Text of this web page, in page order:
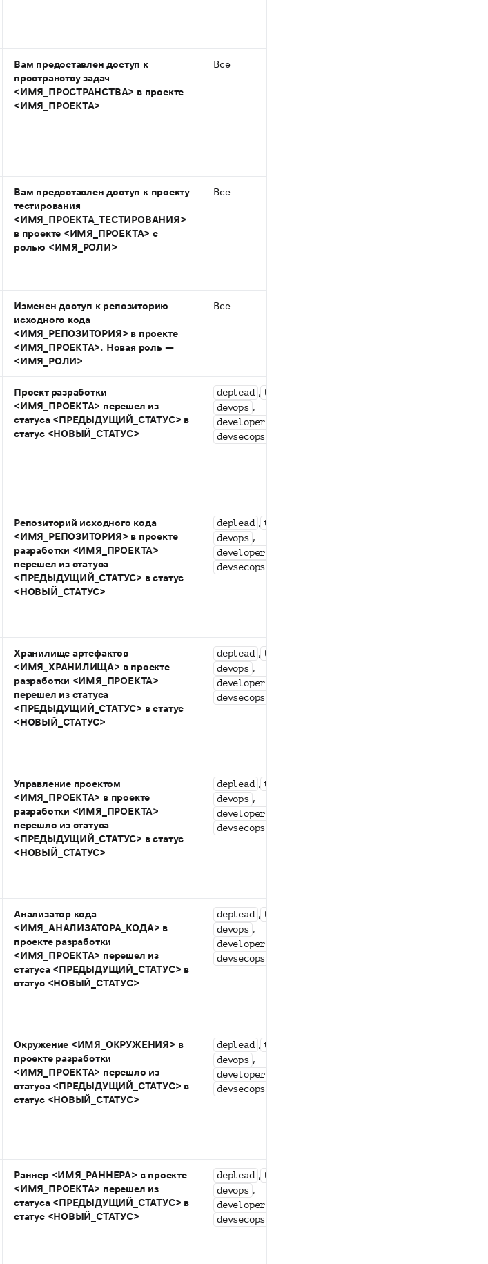
Вам предоставлен доступ к
пространству задач
<ИМЯ_ПРОСТРАНСТВА> в проекте
<ИМЯ_ПРОЕКТА>
Все
Вам предоставлен доступ к проекту
тестирования
<ИМЯ_ПРОЕКТА_ТЕСТИРОВАНИЯ>
в проекте <ИМЯ_ПРОЕКТА> с
ролью <ИМЯ_РОЛИ>
Все
Изменен доступ к репозиторию
исходного кода
<ИМЯ_РЕПОЗИТОРИЯ> в проекте
<ИМЯ_ПРОЕКТА>. Новая роль —
<ИМЯ_РОЛИ>
Все
Проект разработки
<ИМЯ_ПРОЕКТА> перешел из
статуса <ПРЕДЫДУЩИЙ_СТАТУС> в
статус <НОВЫЙ_СТАТУС>
deplead , teamlead
devops ,
developer
devsecops
Репозиторий исходного кода
<ИМЯ_РЕПОЗИТОРИЯ> в проекте
разработки <ИМЯ_ПРОЕКТА>
перешел из статуса
<ПРЕДЫДУЩИЙ_СТАТУС> в статус
<НОВЫЙ_СТАТУС>
deplead , teamlead
devops ,
developer
devsecops
Хранилище артефактов
<ИМЯ_ХРАНИЛИЩА> в проекте
разработки <ИМЯ_ПРОЕКТА>
перешел из статуса
<ПРЕДЫДУЩИЙ_СТАТУС> в статус
<НОВЫЙ_СТАТУС>
deplead , teamlead
devops ,
developer
devsecops
Управление проектом
<ИМЯ_ПРОЕКТА> в проекте
разработки <ИМЯ_ПРОЕКТА>
перешло из статуса
<ПРЕДЫДУЩИЙ_СТАТУС> в статус
<НОВЫЙ_СТАТУС>
deplead , teamlead
devops ,
developer
devsecops
Анализатор кода
<ИМЯ_АНАЛИЗАТОРА_КОДА> в
проекте разработки
<ИМЯ_ПРОЕКТА> перешел из
статуса <ПРЕДЫДУЩИЙ_СТАТУС> в
статус <НОВЫЙ_СТАТУС>
deplead , teamlead
devops ,
developer
devsecops
Окружение <ИМЯ_ОКРУЖЕНИЯ> в
проекте разработки
<ИМЯ_ПРОЕКТА> перешло из
статуса <ПРЕДЫДУЩИЙ_СТАТУС> в
статус <НОВЫЙ_СТАТУС>
deplead , teamlead
devops ,
developer
devsecops
Раннер <ИМЯ_РАННЕРА> в проекте
<ИМЯ_ПРОЕКТА> перешел из
статуса <ПРЕДЫДУЩИЙ_СТАТУС> в
статус <НОВЫЙ_СТАТУС>
deplead , teamlead
devops ,
developer
devsecops